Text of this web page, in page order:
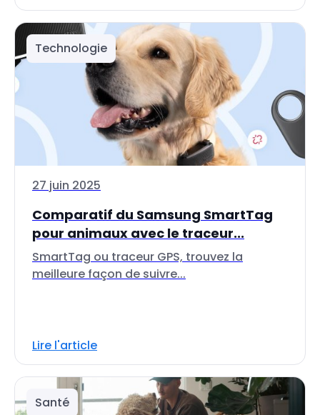
Technologie
27 juin 2025
Comparatif du Samsung SmartTag
pour animaux avec le traceur...
SmartTag ou traceur GPS, trouvez la
meilleure façon de suivre...
Lire l'article
Santé